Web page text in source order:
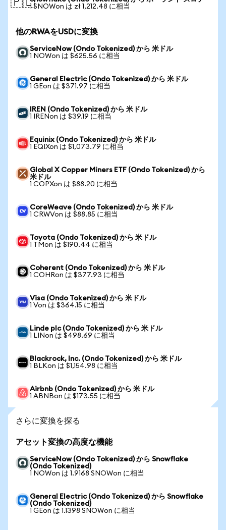
🇵🇱1 SNOWon は zł 1,212.48 に相当
他のRWAをUSDに変換
ServiceNow (Ondo Tokenized) から 米ドル
1 NOWon は $625.56 に相当
General Electric (Ondo Tokenized) から 米ドル
1 GEon は $371.97 に相当
IREN (Ondo Tokenized) から 米ドル
1 IRENon は $39.19 に相当
Equinix (Ondo Tokenized) から 米ドル
1 EQIXon は $1,073.79 に相当
Global X Copper Miners ETF (Ondo Tokenized) から
米ドル
1 COPXon は $88.20 に相当
CoreWeave (Ondo Tokenized) から 米ドル
1 CRWVon は $88.85 に相当
Toyota (Ondo Tokenized) から 米ドル
1 TMon は $190.44 に相当
Coherent (Ondo Tokenized) から 米ドル
1 COHRon は $377.93 に相当
Visa (Ondo Tokenized) から 米ドル
1 Von は $364.15 に相当
Linde plc (Ondo Tokenized) から 米ドル
1 LINon は $498.69 に相当
Blackrock, Inc. (Ondo Tokenized) から 米ドル
1 BLKon は $1,154.98 に相当
Airbnb (Ondo Tokenized) から 米ドル
1 ABNBon は $173.55 に相当
さらに変換を探る
アセット変換の高度な機能
ServiceNow (Ondo Tokenized) から Snowflake
(Ondo Tokenized)
1 NOWon は 1.9168 SNOWon に相当
General Electric (Ondo Tokenized) から Snowflake
(Ondo Tokenized)
1 GEon は 1.1398 SNOWon に相当